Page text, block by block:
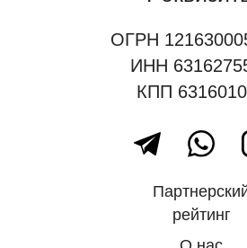
ОГРН
ИНН
КПП
рейтинг